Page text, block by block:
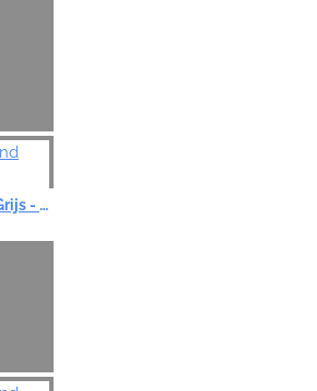
Napzzz Bontmand Grijs - 9 Maten